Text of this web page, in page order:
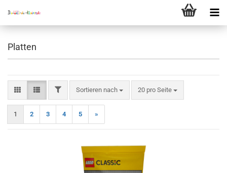
Platten
FILTERSortieren nach
Sortieren nach 20 pro Seite
pro Seite
1 2 3 4 5 »